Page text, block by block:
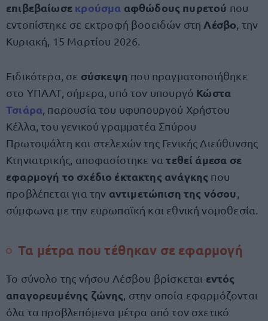
επιβεβαίωσε κρούσμα αφθώδους πυρετού που
εντοπίστηκε σε εκτροφή βοοειδών στη Λέσβο , την
Κυριακή, 15 Μαρτίου 2026.
Ειδικότερα, σε σύσκεψη που πραγματοποιήθηκε
στο ΥΠΑΑΤ, σήμερα, υπό τον υπουργό Κώστα
Τσιάρα , παρουσία του υφυπουργού Χρήστου
Κέλλα, του γενικού γραμματέα Σπύρου
Πρωτοψάλτη και στελεχών της Γενικής Διεύθυνσης
Κτηνιατρικής, αποφασίστηκε νατεθεί άμεσα σε
εφαρμογή το σχέδιο έκτακτης ανάγκης που
προβλέπεται για την αντιμετώπιση της νόσου
σύμφωνα με την ευρωπαϊκή και εθνική νομοθεσία.
Τα μέτρα που τέθηκαν σε εφαρμογή
Το σύνολο της νήσου Λέσβου βρίσκεται εντός
απαγορευμένης ζώνης , στην οποία εφαρμόζονται
όλα τα προβλεπόμενα μέτρα από τον σχετικό